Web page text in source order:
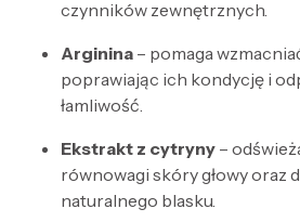
czynników zewnętrznych.
Arginina – pomaga
poprawiając ich kondycję i
łamliwość.
Ekstrakt z cytryny –
równowagi skóry głowy oraz
naturalnego blasku.